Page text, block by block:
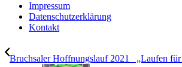
Impressum
Datenschutzerklärung
Kontakt
Bruchsaler Hoffnungslauf 2021 „Laufen für